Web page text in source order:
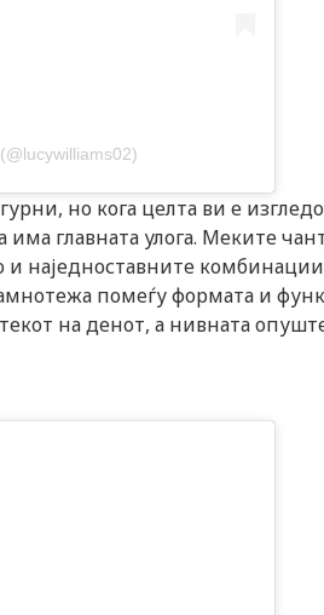
но кога целта ви е
главната улога. Меките
наједноставните
помеѓу формата и
на денот, а нивната